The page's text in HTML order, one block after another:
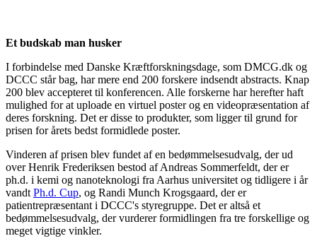
Et budskab man husker
I forbindelse med Danske Kræftforskningsdage, som DMCG.dk og
DCCC står bag, har mere end 200 forskere indsendt abstracts. Knap
200 blev accepteret til konferencen. Alle forskerne har herefter haft
mulighed for at uploade en virtuel poster og en videopræsentation af
deres forskning. Det er disse to produkter, som ligger til grund for
prisen for årets bedst formidlede poster.
Vinderen af prisen blev fundet af en bedømmelsesudvalg, der ud
over Henrik Frederiksen bestod af Andreas Sommerfeldt, der er
ph.d. i kemi og nanoteknologi fra Aarhus universitet og tidligere i år
vandt Ph.d. Cup, og Randi Munch Krogsgaard, der er
patientrepræsentant i DCCC's styregruppe. Det er altså et
bedømmelsesudvalg, der vurderer formidlingen fra tre forskellige og
meget vigtige vinkler.